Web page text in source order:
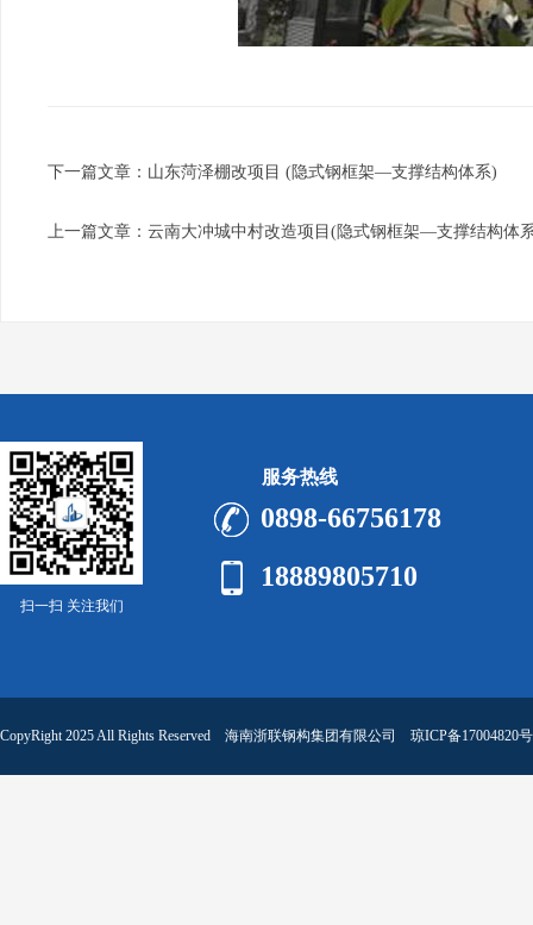
下一篇文章： 山东菏泽棚改项目 (隐式钢框架—支撑结构体系)
上一篇文章： 云南大冲城中村改造项目(隐式钢框架—支撑结构体
扫一扫 关注我们
服务热线
0898-66756178
18889805710
CopyRight 2025 All Rights Reserved 海南浙联钢构集团有限公司 琼ICP备17004820